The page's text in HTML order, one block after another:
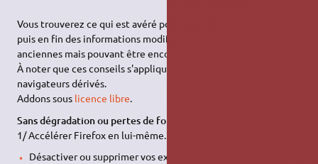
Vous trouverez ce qui est avéré pour les nouvelles versions,
puis en fin des informations modifiant la sécurité de Firefox, ou
anciennes mais pouvant être encore valides.
À noter que ces conseils s'appliquent souvent à
navigateurs dérivés.
Addons sous licence libre.
Sans dégradation ou pertes de fonctionnalités (ou peu).
1/ Accélérer Firefox en lui-même.
Désactiver ou supprimer vos extensions inutiles dans